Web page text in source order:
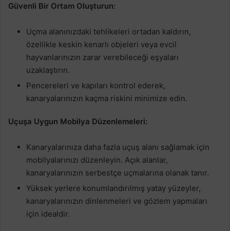
Güvenli Bir Ortam Oluşturun:
Uçma alanınızdaki tehlikeleri ortadan kaldırın,
özellikle keskin kenarlı objeleri veya evcil
hayvanlarınızın zarar verebileceği eşyaları
uzaklaştırın.
Pencereleri ve kapıları kontrol ederek,
kanaryalarınızın kaçma riskini minimize edin.
Uçuşa Uygun Mobilya Düzenlemeleri:
Kanaryalarınıza daha fazla uçuş alanı sağlamak için
mobilyalarınızı düzenleyin. Açık alanlar,
kanaryalarınızın serbestçe uçmalarına olanak tanır.
Yüksek yerlere konumlandırılmış yatay yüzeyler,
kanaryalarınızın dinlenmeleri ve gözlem yapmaları
için idealdir.